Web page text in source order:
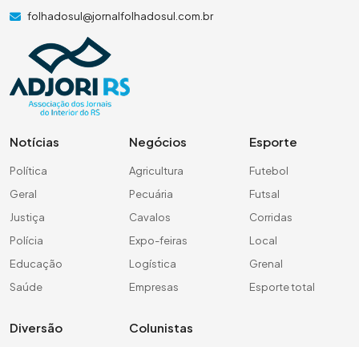
folhadosul@jornalfolhadosul.com.br
Notícias
Política
Geral
Justiça
Polícia
Educação
Saúde
Negócios
Agricultura
Pecuária
Cavalos
Expo-feiras
Logística
Empresas
Esporte
Futebol
Futsal
Corridas
Local
Grenal
Esporte total
Diversão Colunistas